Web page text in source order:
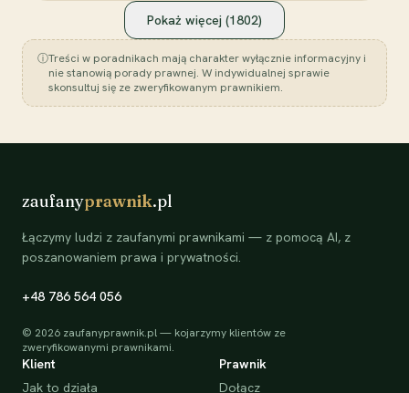
Pokaż więcej (1802)
ⓘTreści w poradnikach mają charakter wyłącznie informacyjny i
nie stanowią porady prawnej. W indywidualnej sprawie
skonsultuj się ze zweryfikowanym prawnikiem.
zaufanyprawnik.pl
Łączymy ludzi z zaufanymi prawnikami — z pomocą AI, z
poszanowaniem prawa i prywatności.
+48 786 564 056
© 2026 zaufanyprawnik.pl — kojarzymy klientów ze
zweryfikowanymi prawnikami.
Klient
Jak to działa
Prawnik
Dołącz